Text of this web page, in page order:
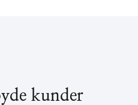
kunder